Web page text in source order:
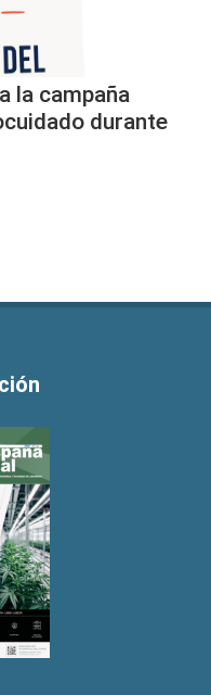
la campaña
durante